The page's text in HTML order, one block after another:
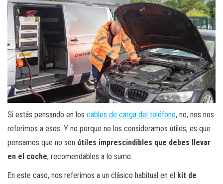
Si estás pensando en los cables de carga del teléfono, no, nos nos
referimos a esos. Y no porque no los consideramos útiles, es que
pensamos que no son útiles imprescindibles que debes llevar
en el coche, recomendables a lo sumo.
En este caso, nos referimos a un clásico habitual en el kit de